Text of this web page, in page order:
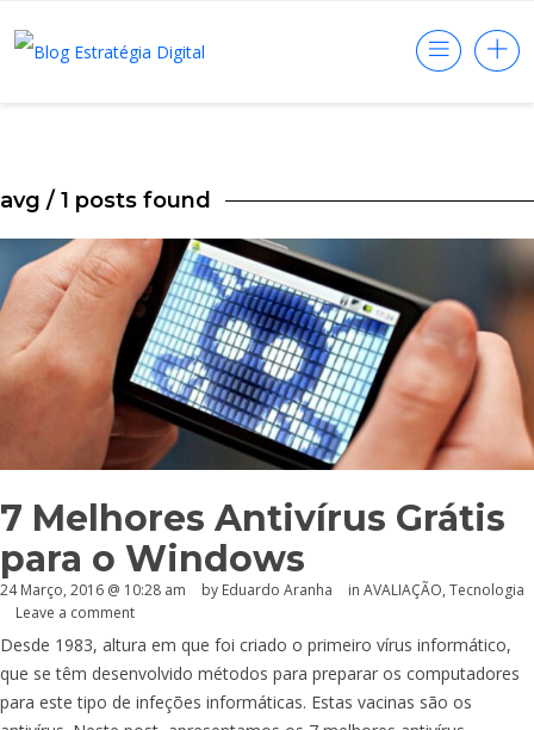
avg / 1 posts found
7 Melhores Antivírus Grátis
para o Windows
24 Março, 2016 @ 10:28 am by Eduardo Aranha in AVALIAÇÃO, Tecnologia
Leave a comment
Desde 1983, altura em que foi criado o primeiro vírus informático,
que se têm desenvolvido métodos para preparar os computadores
para este tipo de infeções informáticas. Estas vacinas são os